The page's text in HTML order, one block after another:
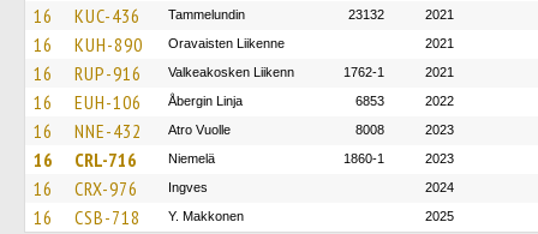
16 KUC-436 Tammelundin 23132 2021
16 KUH-890 Oravaisten Liikenne 2021
16 RUP-916 Valkeakosken Liikenn 1762-1 2021
16 EUH-106 Åbergin Linja 6853 2022
16 NNE-432 Atro Vuolle 8008 2023
16 CRL-716 Niemelä 1860-1 2023
16 CRX-976 Ingves 2024
16 CSB-718 Y. Makkonen 2025